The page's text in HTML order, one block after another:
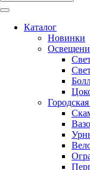
Каталог
Новинки